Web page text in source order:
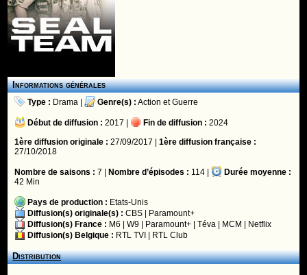
Informations générales
Type : Drama | Genre(s) : Action etGuerre
Début de diffusion : 2017 | Fin de diffusion : 2024
1ère diffusion originale : 27/09/2017 |1ère diffusion française :
27/10/2018
Nombre de saisons : 7 | Nombre d’épisodes : 114 |
Durée moyenne :
42 Min
Pays de production : Etats-Unis
Diffusion(s) originale(s) : CBS
Paramount+
Diffusion(s) France : M6 |W9 Paramount+ |Téva MCM
Netflix
Diffusion(s) Belgique : RTL TVI RTL Club
Distribution